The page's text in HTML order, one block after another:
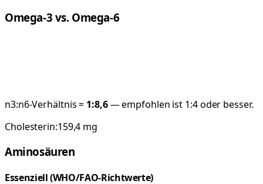
Omega-3 vs. Omega-6
n3:n6-Verhältnis = 1:8,6— empfohlen ist 1:4 oder besser.
Cholesterin:159,4 mg
Aminosäuren
Essenziell (WHO/FAO-Richtwerte)